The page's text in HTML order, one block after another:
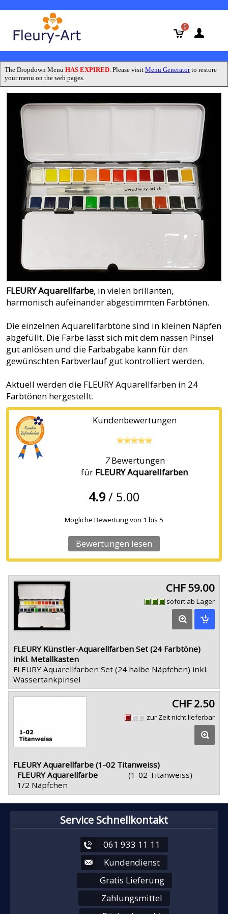
0
The Dropdown Menu HAS EXPIRED. Please visit Menu Generatorto restore
your menu on the web pages.
FLEURY Aquarellfarbe, in vielen brillanten,
harmonisch aufeinander abgestimmten Farbtönen.
Die einzelnen Aquarellfarbtöne sind in kleinen Näpfen
abgefüllt. Die Farbe lässt sich mit dem nassen Pinsel
gut anlösen und die Farbabgabe kann für den
gewünschten Farbverlauf gut kontrolliert werden.
Aktuell werden die FLEURY Aquarellfarben in 24
Farbtönen hergestellt.
Kundenbewertungen
7Bewertungen
für FLEURY Aquarellfarben
4.9/ 5.00
Mögliche Bewertung von 1 bis 5
Bewertungen lesen
CHF 59.00
sofort ab Lager
FLEURY Künstler-Aquarellfarben Set (24 Farbtöne)
inkl. Metallkasten
FLEURY Aquarellfarben Set (24 halbe Näpfchen) inkl.
Wassertankpinsel
CHF 2.50
zur Zeit nicht lieferbar
FLEURY Aquarellfarbe (1-02 Titanweiss)
FLEURY Aquarellfarbe(1-02 Titanweiss)
1/2 Näpfchen
Service Schnellkontakt
061 933 11 11
Kundendienst
Gratis Lieferung
Zahlungsmittel